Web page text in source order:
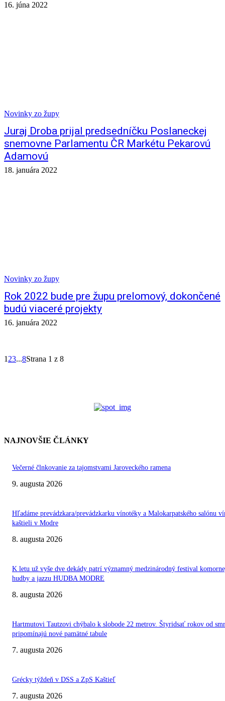
16. júna 2022
Novinky zo župy
Juraj Droba prijal predsedníčku Poslaneckej
snemovne Parlamentu ČR Markétu Pekarovú
Adamovú
18. januára 2022
Novinky zo župy
Rok 2022 bude pre župu prelomový, dokončené
budú viaceré projekty
16. januára 2022
1 23...8Strana 1 z 8
NAJNOVŠIE ČLÁNKY
Večerné člnkovanie za tajomstvami Jaroveckého ramena
9. augusta 2026
Hľadáme prevádzkara/prevádzkarku vínotéky a Malokarpatského salónu
kaštieli v Modre
8. augusta 2026
K letu už vyše dve dekády patrí významný medzinárodný festival
hudby a jazzu HUDBA MODRE
8. augusta 2026
Hartmutovi Tautzovi chýbalo k slobode 22 metrov. Štyridsať rokov od
pripomínajú nové pamätné tabule
7. augusta 2026
Grécky týždeň v DSS a ZpS Kaštieľ
7. augusta 2026